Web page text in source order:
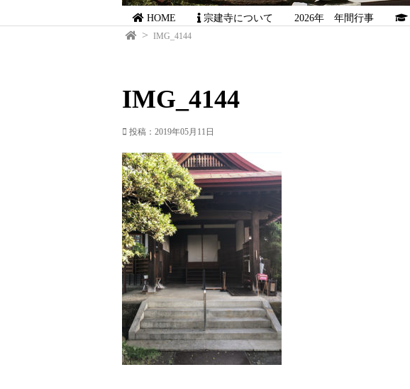
HOME 宗建寺について 2026年 年間行事
IMG_4144
IMG_4144
投稿：2019年05月11日